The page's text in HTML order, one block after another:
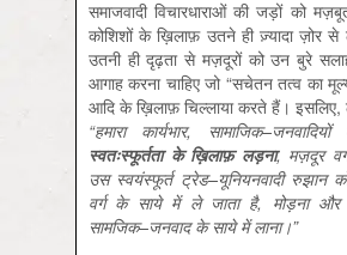
समाजवादी विचारधाराओं की जड़ों को
कोशिशों के ख़िलाफ़ उतने ही ज़्यादा ज़ोर से
उतनी ही दृढ़ता से मज़दूरों को उन बुरे
आगाह करना चाहिए जो “सचेतन तत्व का
आदि के ख़िलाफ़ चिल्लाया करते हैं।
“हमारा कार्यभार, सामाजिक–जनवादियों
स्वतःस्फूर्तता के ख़िलाफ़ लड़ना, मज़दूर
उस स्वयंस्फूर्त ट्रेड–यूनियनवादी रुझान
वर्ग के साये में ले जाता है, मोड़ना और
सामजिक–जनवाद के साये में लाना।”